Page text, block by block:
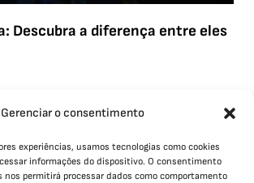
Gerenciar o consentimento
experiências, usamos tecnologias como cookies
informações do dispositivo. O consentimento
nos permitirá processar dados como comportamento
Descubra a diferença entre eles